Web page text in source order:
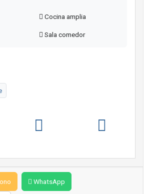
Cocina amplia
Sala comedor
WhatsApp